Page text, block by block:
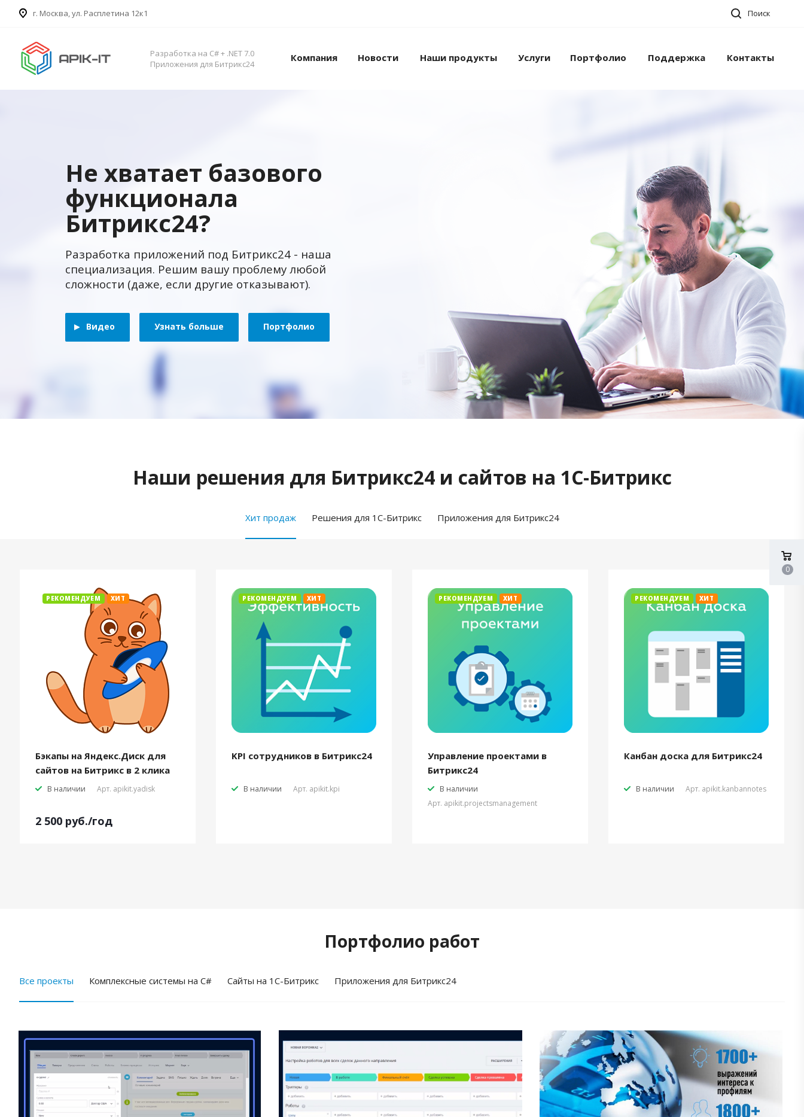
​г. Москва, ул. Расплетина 12к1 Поиск
Разработка на C# + .NET 7.0
Приложения для Битрикс24
Компания Новости Наши продукты Услуги Портфолио Поддержка Контакты
Не хватает базового
функционала
Битрикс24?
Разработка приложений под Битрикс24 - наша
специализация. Решим вашу проблему любой
сложности (даже, если другие отказывают).
Видео Узнать больше Портфолио
Наши решения для Битрикс24 и сайтов на 1С-Битрикс
Хит продаж Решения для 1С-Битрикс Приложения для Битрикс24
РЕКОМЕНДУЕМ ХИТ
Бэкапы на Яндекс.Диск для
сайтов на Битрикс в 2 клика
В наличии Арт. apikit.yadisk
2 500 руб./год
РЕКОМЕНДУЕМ ХИТ
KPI сотрудников в Битрикс24
В наличии Арт. apikit.kpi
РЕКОМЕНДУЕМ ХИТ
Управление проектами в
Битрикс24
В наличии
Арт. apikit.projectsmanagement
РЕКОМЕНДУЕМ ХИТ
Канбан доска для Битрикс24
В наличии Арт. apikit.kanbannotes
Портфолио работ
Все проекты Комплексные системы на C# Cайты на 1С-Битрикс Приложения для Битрикс24
Смотреть проект
0